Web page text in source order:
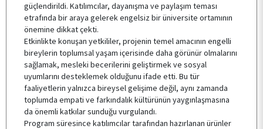
güçlendirildi. Katılımcılar, dayanışma ve paylaşım teması
etrafında bir araya gelerek engelsiz bir üniversite ortamının
önemine dikkat çekti.
Etkinlikte konuşan yetkililer, projenin temel amacının engelli
bireylerin toplumsal yaşam içerisinde daha görünür olmalarını
sağlamak, mesleki becerilerini geliştirmek ve sosyal
uyumlarını desteklemek olduğunu ifade etti. Bu tür
faaliyetlerin yalnızca bireysel gelişime değil, aynı zamanda
toplumda empati ve farkındalık kültürünün yaygınlaşmasına
da önemli katkılar sunduğu vurgulandı.
Program süresince katılımcılar tarafından hazırlanan ürünler